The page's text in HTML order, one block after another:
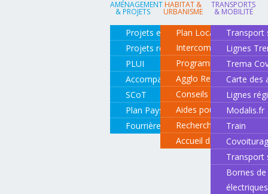
AMÉNAGEMENT
& PROJETS
Projets en cours
Projets réalisés
PLUI
Accompagnement de projets
SCoT
Plan Paysage
Fourrière animale
HABITAT &
URBANISME
Plan Local d'Urbanisme
Intercommunal
Programme local de
Agglo Renov
Conseils pour rénover
Aides pour rénover
Recherche d'un
Accueil des gens du
TRANSPORTS
& MOBILITÉ
Transport
Lignes
Trema
Carte des
Lignes
Modalis.fr
Train
Transport
Bornes
électriques